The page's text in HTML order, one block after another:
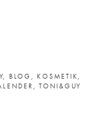
BLOG, KOSMETIK,
TONI&GUY